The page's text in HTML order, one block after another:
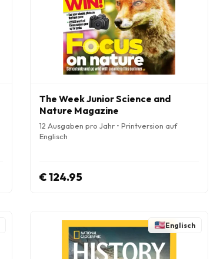
The Week Junior Science and
Nature Magazine
12 Ausgaben pro Jahr • Printversion auf
Englisch
€ 124.95
Englisch